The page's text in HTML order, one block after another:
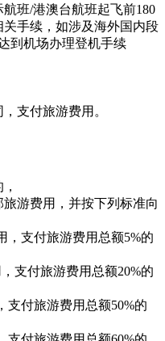
班/港澳台航班起飞前180
手续，如涉及海外国内段
到机场办理登机手续
支付旅游费用。
游费用，并按下列标准向
，支付旅游费用总额5%的
支付旅游费用总额20%的
支付旅游费用总额50%的